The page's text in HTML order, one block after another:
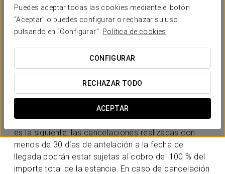
Puedes aceptar todas las cookies mediante el botón
“Aceptar” o puedes configurar o rechazar su uso
pulsando en “Configurar”.
Política de cookies
CONFIGURAR
RECHAZAR TODO
ACEPTAR
Boda Elena y Emi
Tarifas especiales para este evento.
Por favor, recuerde nuestra política de cancelación.
La política de cancelación para reservas individuales
es la siguiente: las cancelaciones realizadas con
menos de 30 días de antelación a la fecha de
llegada podrán estar sujetas al cobro del 100 % del
importe total de la estancia. En caso de cancelación